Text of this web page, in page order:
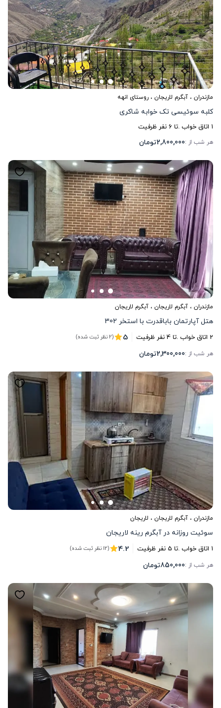
مازندران ، آبگرم لاریجان ، روستای انهه
کلبه سوئیسی تک خوابه شاکری
1 اتاق خواب .تا 6نفر ظرفیت
هر شب از :2,800,000تومان
مازندران ، آبگرم لاریجان ، آبگرم لاریجان
هتل آپارتمان باباقدرت با استخر 302
2 اتاق خواب .تا4نفر ظرفیت 5 (2 نظر ثبت شده)
هر شب از :2,300,000تومان
مازندران ، آبگرم لاریجان ، لاریجان
سوئیت روزانه در آبگرم رینه لاریجان
1 اتاق خواب .تا 5نفر ظرفیت 4.2 (12 نظر ثبت شده)
هر شب از :850,000تومان